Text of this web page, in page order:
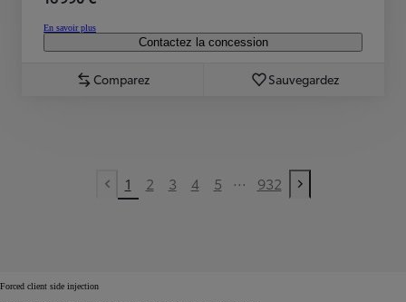
En savoir plus
Contactez la concession
Comparez Sauvegardez
Previous page
1 2 3 4 5 ... 932
Next page
Forced client side injection